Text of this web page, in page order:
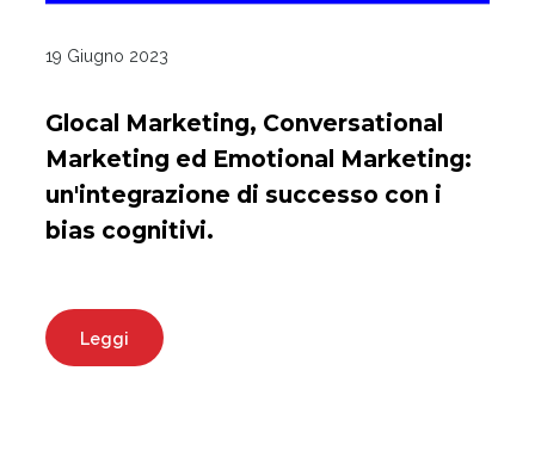
19 Giugno 2023
Glocal Marketing, Conversational
Marketing ed Emotional Marketing:
un'integrazione di successo con i
bias cognitivi.
Leggi